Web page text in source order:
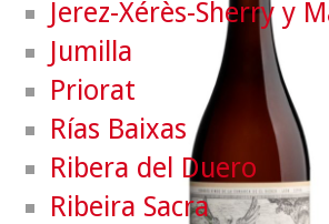
Jerez-Xérès-Sherry y
Jumilla
Priorat
Rías Baixas
Ribera del Duero
Ribeira Sacra